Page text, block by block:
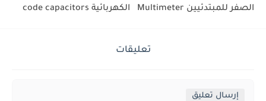
الصفر للمبتدئيين Multimeter
الكهربائية code capacitors
تعليقات
إرسال تعليق